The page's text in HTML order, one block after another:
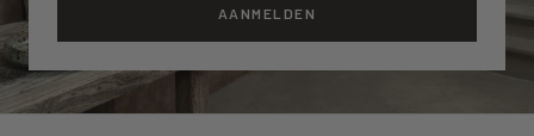
AANMELDEN